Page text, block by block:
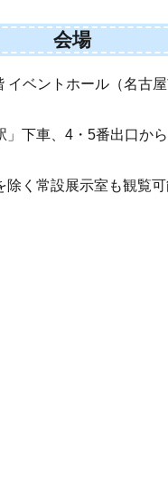
会場
イベントホール（名古
」下車、4・5番出口か
く常設展示室も観覧